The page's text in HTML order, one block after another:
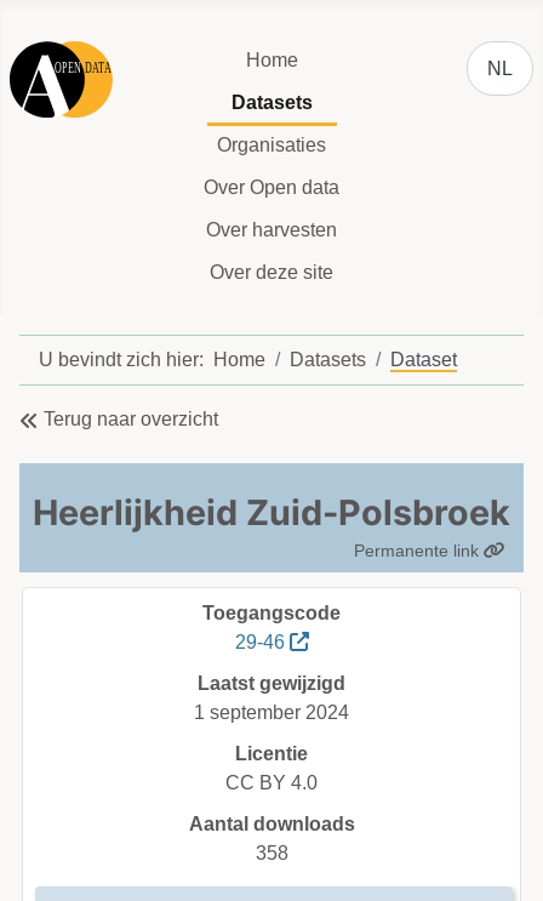
Home
Datasets
Organisaties
Over Open data
Over harvesten
Over deze site
NL
U bevindt zich hier: Home Datasets Dataset
Terug naar overzicht
Heerlijkheid Zuid-Polsbroek
Permanente link
Toegangscode
29-46
Laatst gewijzigd
1 september 2024
Licentie
CC BY 4.0
Aantal downloads
358